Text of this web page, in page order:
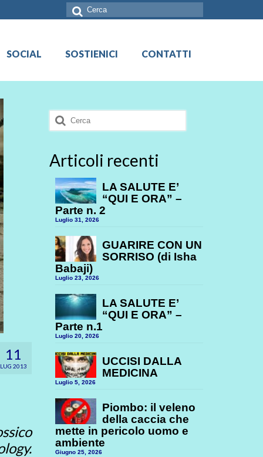
Cerca:
SOCIAL SOSTIENICI CONTATTI
11
LUG 2013
Cerca:
Articoli recenti
LA SALUTE E’
“QUI E ORA” –
Parte n. 2
Luglio 31, 2026
GUARIRE CON UN
SORRISO (di Isha
Babaji)
Luglio 23, 2026
LA SALUTE E’
“QUI E ORA” –
Parte n.1
Luglio 20, 2026
UCCISI DALLA
MEDICINA
Luglio 5, 2026
Piombo: il veleno
della caccia che
mette in pericolo uomo e
ambiente
Giugno 25, 2026